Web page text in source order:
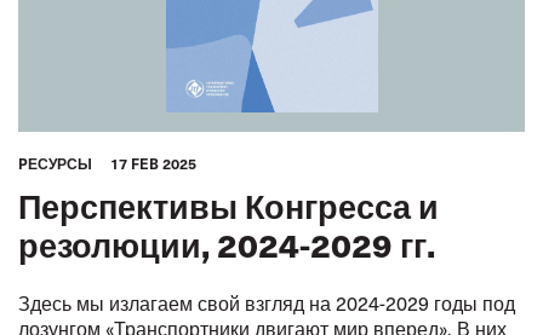
PЕСУРСЫ 17 FEB 2025
Перспективы Конгресса и
резолюции, 2024-2029 гг.
Здесь мы излагаем свой взгляд на 2024-2029 годы под
лозунгом «Транспортники двигают мир вперед». В них